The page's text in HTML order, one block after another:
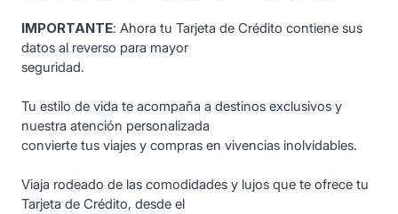
IMPORTANTE: Ahora tu Tarjeta de Crédito contiene sus
datos al reverso para mayor
seguridad.
Tu estilo de vida te acompaña a destinos exclusivos y
nuestra atención personalizada
convierte tus viajes y compras en vivencias inolvidables.
Viaja rodeado de las comodidades y lujos que te ofrece tu
Tarjeta de Crédito, desde el